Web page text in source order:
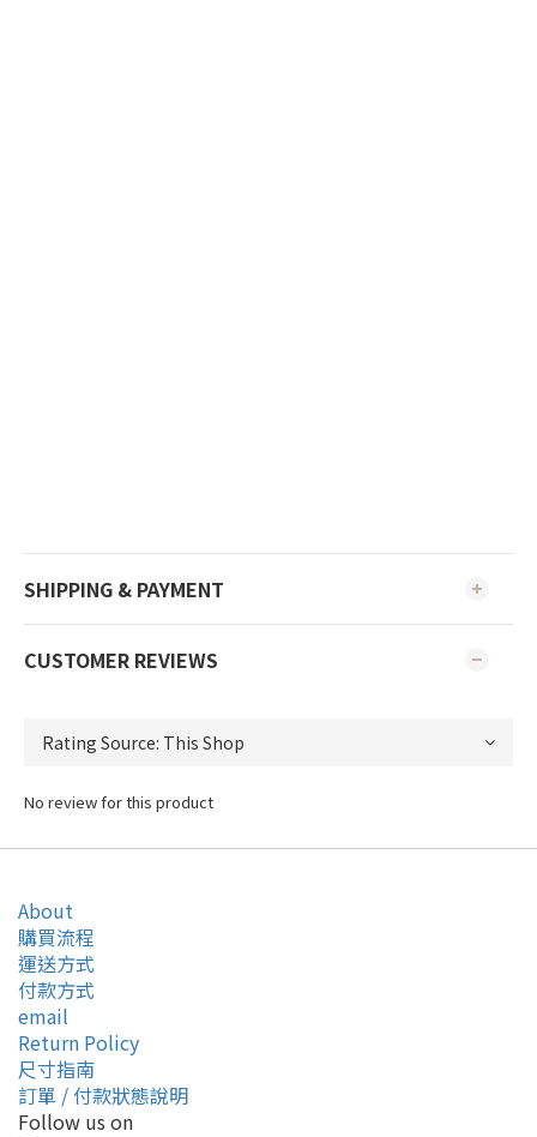
SHIPPING & PAYMENT
CUSTOMER REVIEWS
No review for this product
About
購買流程
運送方式
付款方式
email
Return Policy
尺寸指南
訂單 / 付款狀態說明
Follow us on